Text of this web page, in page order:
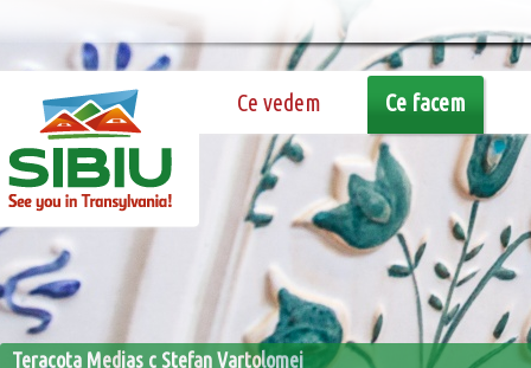
Ce vedem Ce facem
Sibiu c Gabriela Oancea